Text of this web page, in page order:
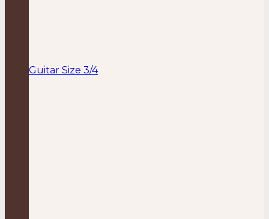
Guitar Size 3/4